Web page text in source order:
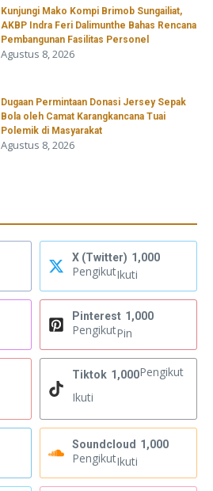
Kunjungi Mako Kompi Brimob Sungailiat,
AKBP Indra Feri Dalimunthe Bahas Rencana
Pembangunan Fasilitas Personel
Agustus 8, 2026
‎Dugaan Permintaan Donasi Jersey Sepak
Bola oleh Camat Karangkancana Tuai
Polemik di Masyarakat
Agustus 8, 2026
X (Twitter) 1,000
PengikutIkuti
Pinterest 1,000
PengikutPin
Tiktok 1,000Pengikut
Ikuti
Soundcloud 1,000
PengikutIkuti